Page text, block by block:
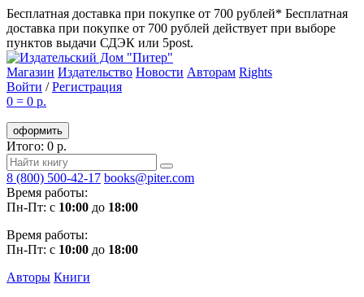
Бесплатная доставка при покупке от 700 рублей* Бесплатная
доставка при покупке от 700 рублей действует при выборе
пунктов выдачи СДЭК или 5post.
Магазин Издательство Новости Авторам Rights
Войти /Регистрация
0 = 0 р.
оформить
Итого: 0 р.
8 (800) 500-42-17 books@piter.com
Время работы:
Пн-Пт: с 10:00 до 18:00
Время работы:
Пн-Пт: с 10:00 до 18:00
Авторы Книги